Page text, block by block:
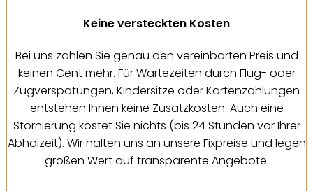
Keine versteckten Kosten
Bei uns zahlen Sie genau den vereinbarten Preis und
keinen Cent mehr. Für Wartezeiten durch Flug- oder
Zugverspätungen, Kindersitze oder Kartenzahlungen
entstehen Ihnen keine Zusatzkosten. Auch eine
Stornierung kostet Sie nichts (bis 24 Stunden vor Ihrer
Abholzeit). Wir halten uns an unsere Fixpreise und legen
großen Wert auf transparente Angebote.